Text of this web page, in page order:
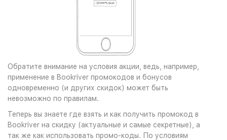
Обратите внимание на условия акции, ведь, например,
применение в Bookriver промокодов и бонусов
одновременно (и других скидок) может быть
невозможно по правилам.
Теперь вы знаете где взять и как получить промокод в
Bookriver на скидку (актуальные и самые секретные), а
так же как использовать промо-коды. По условиям